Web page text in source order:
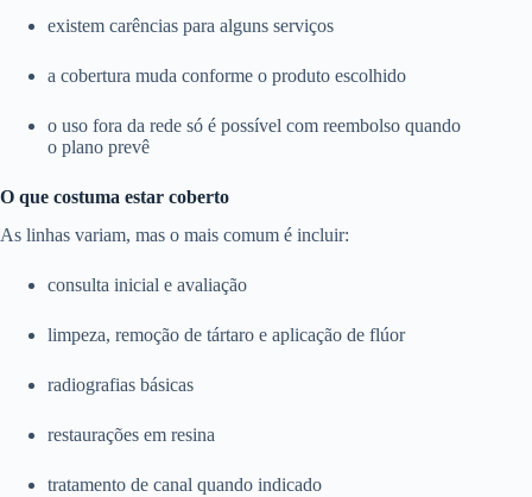
existem carências para alguns serviços
a cobertura muda conforme o produto escolhido
o uso fora da rede só é possível com reembolso quando
o plano prevê
O que costuma estar coberto
As linhas variam, mas o mais comum é incluir:
consulta inicial e avaliação
limpeza, remoção de tártaro e aplicação de flúor
radiografias básicas
restaurações em resina
tratamento de canal quando indicado